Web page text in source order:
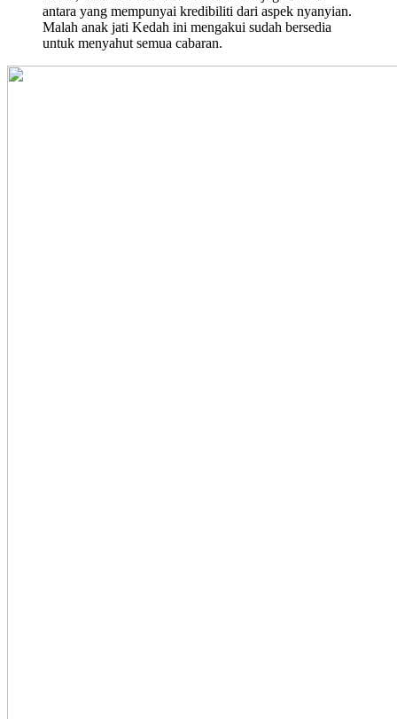
antara yang mempunyai kredibiliti dari aspek nyanyian.
Malah anak jati Kedah ini mengakui sudah bersedia
untuk menyahut semua cabaran.